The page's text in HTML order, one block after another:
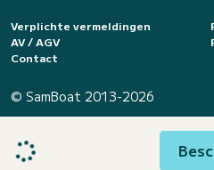
Verplichte vermeldingen
AV / AGV
Contact
© SamBoat 2013-2026